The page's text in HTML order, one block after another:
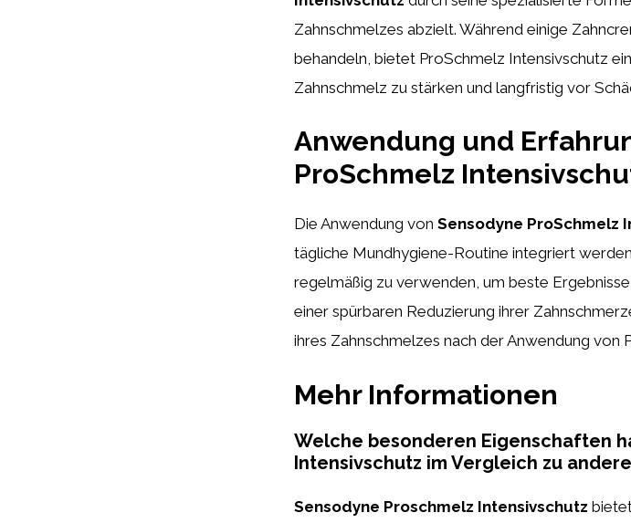
Zahnschmelzes abzielt. Während einige
behandeln, bietet ProSchmelz Intensivschutz
Zahnschmelz zu stärken und langfristig vor
Anwendung und
ProSchmelz
Die Anwendung von Sensodyne ProSchmelz
tägliche Mundhygiene-Routine integriert
regelmäßig zu verwenden, um beste
einer spürbaren Reduzierung ihrer
ihres Zahnschmelzes nach der Anwendung von
Mehr Informationen
Welche besonderen Eigenschaften
Intensivschutz im Vergleich zu
Sensodyne Proschmelz Intensivschutz